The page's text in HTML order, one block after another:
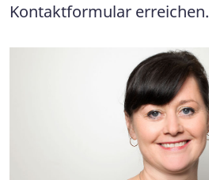
Kontaktformular erreichen.